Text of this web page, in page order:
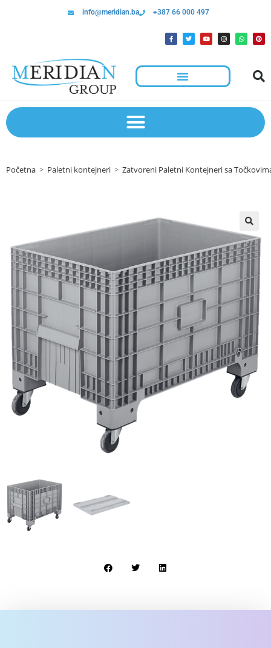
info@meridian.ba +387 66 000 497
Početna > Paletni kontejneri > Zatvoreni Paletni Kontejneri sa